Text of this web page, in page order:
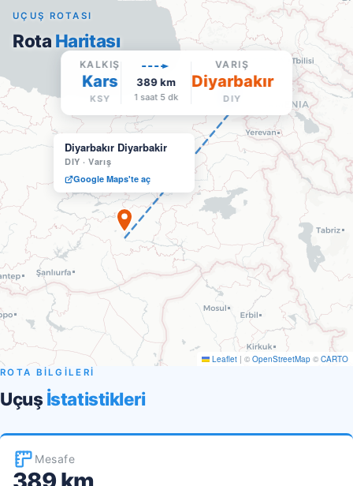
Diyarbakır Diyarbakir
DIY ·Varış
Google Maps'te aç
Leaflet | © OpenStreetMap © CARTO
UÇUŞ ROTASI
Rota Haritası
KALKIŞ
Kars
KSY
389km
1 saat 5 dk
VARIŞ
Diyarbakır
DIY
ROTA BİLGİLERİ
Uçuş İstatistikleri
Mesafe